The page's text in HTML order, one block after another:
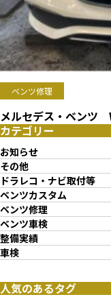
ベンツ修理
メルセデス・ベンツ
カテゴリー
お知らせ
その他
ドラレコ・ナビ取付等
ベンツカスタム
ベンツ修理
ベンツ車検
整備実績
車検
人気のあるタグ